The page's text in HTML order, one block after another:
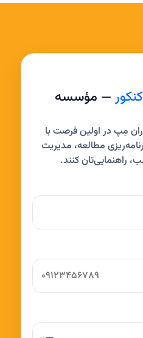
— مؤسسه
مِپ در اولین فرصت با
مطالعه، مدیریت
راهنمایی‌تان کنند.